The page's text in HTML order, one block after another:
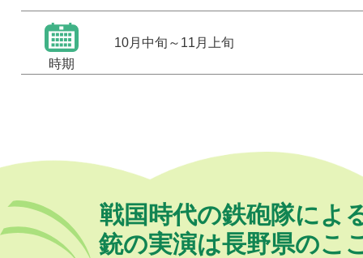
時期
10月中旬～11月上旬
戦国時代の鉄砲隊によ
銃の実演は長野県のこ